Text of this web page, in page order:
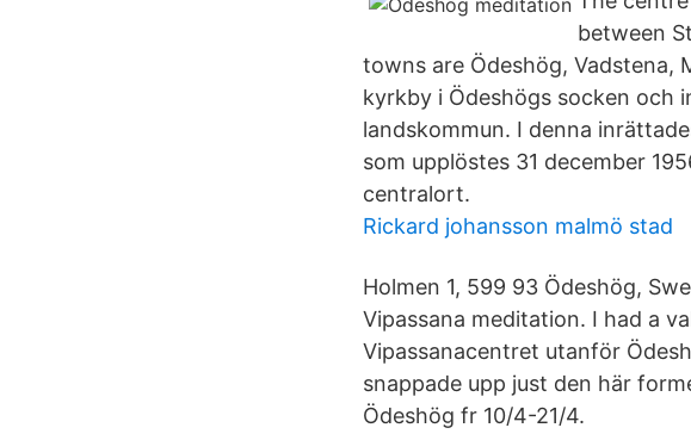
between
towns are Ödeshög, Vadstena,
kyrkby i Ödeshögs socken och
landskommun. I denna
som upplöstes 31 december
centralort.
Rickard johansson malmö stad
Holmen 1, 599 93 Ödeshög,
Vipassana meditation. I had a
Vipassanacentret utanför
snappade upp just den här
Ödeshög fr 10/4-21/4.